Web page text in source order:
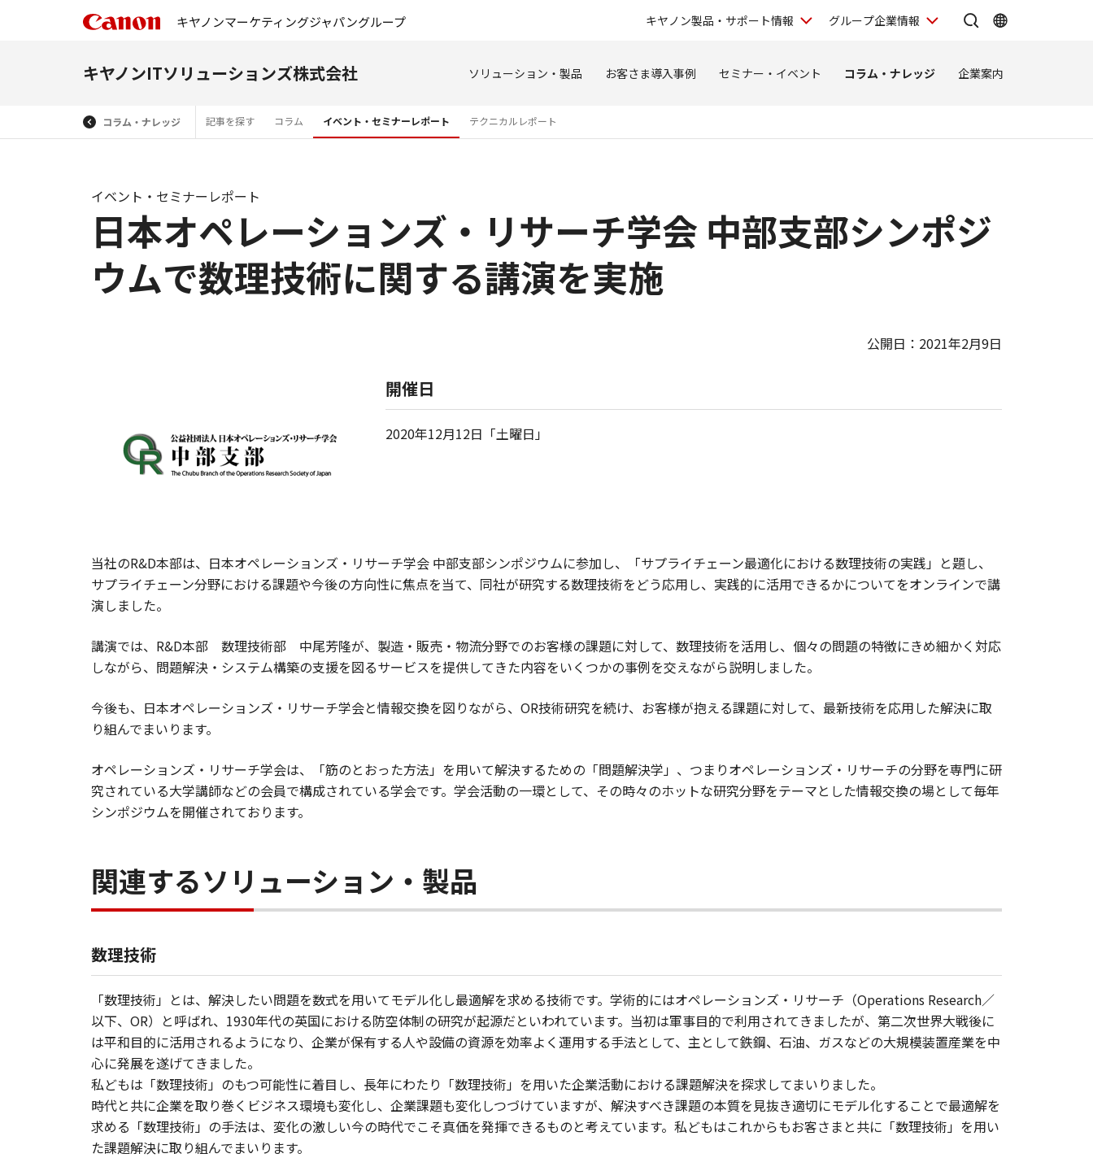
キヤノンマーケティングジャパングループ キヤノン製品・サポート情報 グループ企業情報
キヤノンITソリューションズ株式会社 ソリューション・製品 お客さま導入事例 セミナー・イベント コラム・ナレッジ 企業案内
コラム・ナレッジ 記事を探す コラム イベント・セミナーレポート テクニカルレポート
日本オペレーションズ・リサーチ学会 中部支部シンポジ
ウムで数理技術に関する講演を実施
イベント・セミナーレポート
公開日：2021年2月9日
開催日
2020年12月12日「土曜日」
当社のR&D本部は、日本オペレーションズ・リサーチ学会 中部支部シンポジウムに参加し、「サプライチェーン最適化における数理技術の実践」と題し、
サプライチェーン分野における課題や今後の方向性に焦点を当て、同社が研究する数理技術をどう応用し、実践的に活用できるかについてをオンラインで講
演しました。
講演では、R&D本部 数理技術部 中尾芳隆が、製造・販売・物流分野でのお客様の課題に対して、数理技術を活用し、個々の問題の特徴にきめ細かく対応
しながら、問題解決・システム構築の支援を図るサービスを提供してきた内容をいくつかの事例を交えながら説明しました。
今後も、日本オペレーションズ・リサーチ学会と情報交換を図りながら、OR技術研究を続け、お客様が抱える課題に対して、最新技術を応用した解決に取
り組んでまいります。
オペレーションズ・リサーチ学会は、「筋のとおった方法」を用いて解決するための「問題解決学」、つまりオペレーションズ・リサーチの分野を専門に研
究されている大学講師などの会員で構成されている学会です。学会活動の一環として、その時々のホットな研究分野をテーマとした情報交換の場として毎年
シンポジウムを開催されております。
関連するソリューション・製品
数理技術
「数理技術」とは、解決したい問題を数式を用いてモデル化し最適解を求める技術です。学術的にはオペレーションズ・リサーチ（Operations Research／
以下、OR）と呼ばれ、1930年代の英国における防空体制の研究が起源だといわれています。当初は軍事目的で利用されてきましたが、第二次世界大戦後に
は平和目的に活用されるようになり、企業が保有する人や設備の資源を効率よく運用する手法として、主として鉄鋼、石油、ガスなどの大規模装置産業を中
心に発展を遂げてきました。
私どもは「数理技術」のもつ可能性に着目し、長年にわたり「数理技術」を用いた企業活動における課題解決を探求してまいりました。
時代と共に企業を取り巻くビジネス環境も変化し、企業課題も変化しつづけていますが、解決すべき課題の本質を見抜き適切にモデル化することで最適解を
求める「数理技術」の手法は、変化の激しい今の時代でこそ真価を発揮できるものと考えています。私どもはこれからもお客さまと共に「数理技術」を用い
た課題解決に取り組んでまいります。